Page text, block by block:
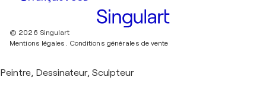
© 2026 Singulart
Mentions légales.
Conditions générales de vente
Peintre, Dessinateur, Sculpteur